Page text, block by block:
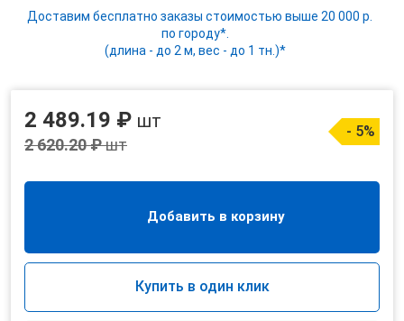
Доставим бесплатно заказы стоимостью выше 20 000 р.
по городу*.
(длина - до 2 м, вес - до 1 тн.)*
2 489.19 ₽ шт
2 620.20 ₽шт
- 5%
Добавить в корзину
Купить в один клик